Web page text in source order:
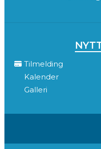
Tilmelding
Kalender
Galleri